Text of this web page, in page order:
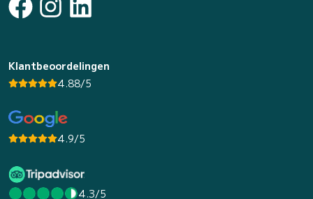
Klantbeoordelingen
4.88/5
4.9/5
4.3/5